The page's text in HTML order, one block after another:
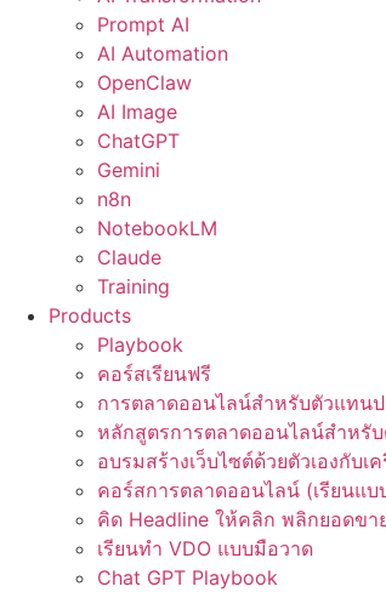
Prompt AI
AI Automation
OpenClaw
AI Image
ChatGPT
Gemini
n8n
NotebookLM
Claude
Training
Products
Playbook
คอร์สเรียนฟรี
การตลาดออนไลน์สำหรับตัวแทน
หลักสูตรการตลาดออนไลน์สำหรั
อบรมสร้างเว็บไซต์ด้วยตัวเองกับ
คอร์สการตลาดออนไลน์ (เรียนแบ
คิด Headline ให้คลิก พลิกยอดขา
เรียนทำ VDO แบบมือวาด
Chat GPT Playbook